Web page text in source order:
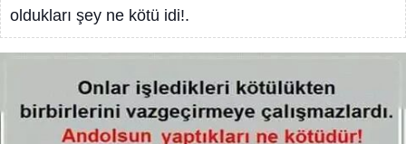
oldukları şey ne kötü idi!.